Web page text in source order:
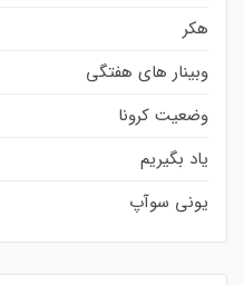
هکر
وبینار های هفتگی
وضعیت کرونا
یاد بگیریم
یونی سوآپ